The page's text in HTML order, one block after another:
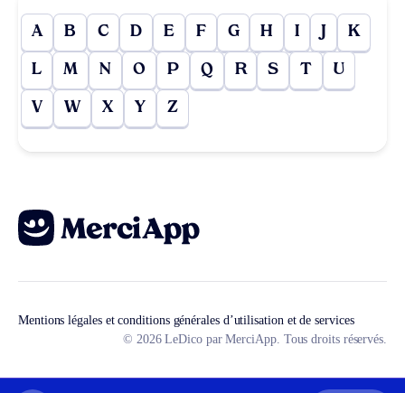
A B C D E F G H I J K
L M N O P Q R S T U
V W X Y Z
Mentions légales et conditions générales d’utilisation et de services
© 2026 LeDico par MerciApp. Tous droits réservés.